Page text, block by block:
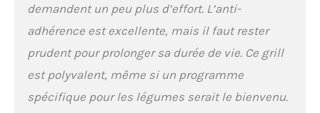
et bac à jus
compatibleslave-vaisselle
demandent un peu plus d’effort. L’anti-
adhérence est excellente, mais il faut rester
prudent pour prolonger sa durée de vie. Ce grill
est polyvalent, même si un programme
spécifique pour les légumes serait le bienvenu.